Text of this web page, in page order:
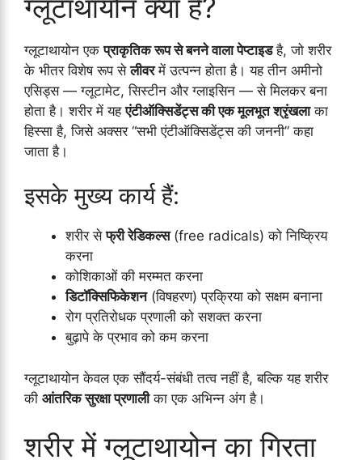
ग्लूटाथायोन क्या है?
ग्लूटाथायोन एकप्राकृतिक रूप से बनने वाला पेप्टाइडहै, जो शरीर
के भीतर विशेष रूप सेलीवरमें उत्पन्न होता है। यह तीन अमीनो
एसिड्स — ग्लूटामेट, सिस्टीन और ग्लाइसिन — से मिलकर बना
होता है। शरीर में यहएंटीऑक्सिडेंट्स की एक मूलभूत श्रृंखलाका
हिस्सा है, जिसे अक्सर “सभी एंटीऑक्सिडेंट्स की जननी” कहा
जाता है।
इसके मुख्य कार्य हैं:
शरीर सेफ्री रेडिकल्स(free radicals) को निष्क्रिय
करना
कोशिकाओं की मरम्मत करना
डिटॉक्सिफिकेशन(विषहरण) प्रक्रिया को सक्षम बनाना
रोग प्रतिरोधक प्रणाली को सशक्त करना
बुढ़ापे के प्रभाव को कम करना
ग्लूटाथायोन केवल एक सौंदर्य-संबंधी तत्व नहीं है, बल्कि यह शरीर
की आंतरिक सुरक्षा प्रणालीका एक अभिन्न अंग है।
शरीर में ग्लूटाथायोन का गिरता